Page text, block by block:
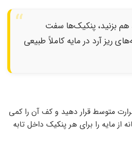
هم بزنید، پنکیک‌ها سفت
ریز آرد در مایه کاملاً طبیعی
متوسط قرار دهید و کف آن را کمی
حدود ۱/۴ پیمانه از مایه را برای هر پنکیک داخل تابه